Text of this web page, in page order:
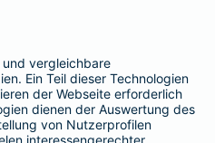
BarmeniaGothaer
SEITEN